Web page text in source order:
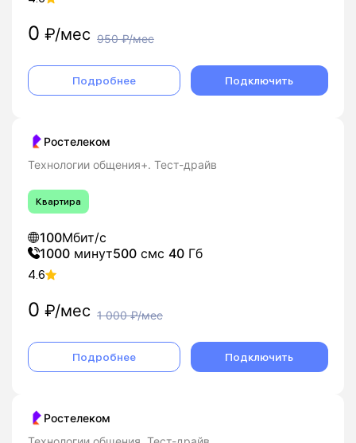
0 ₽/мес 950₽/мес
Подробнее Подключить
Ростелеком
Технологии общения+. Тест-драйв
Квартира
100Мбит/с
1000 минут500 смс 40 Гб
4.6
0 ₽/мес 1 000₽/мес
Подробнее Подключить
Ростелеком